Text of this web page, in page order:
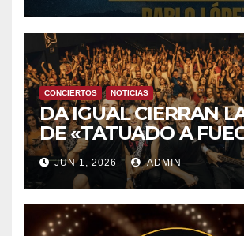
CONCIERTOS NOTICIAS
DA IGUAL CIERRAN
DE «TATUADO A
CON UN LLENO EN
DEL MOVISTAR
MADRID
JUN 1, 2026 ADMIN